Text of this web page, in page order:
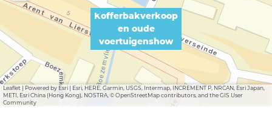
d
e
v
o
e
r
u
e
v
o
Kofferbakverkoop
en oude
voertuigenshow
Leaflet | Powered by Esri | Esri, HERE, Garmin, USGS, Intermap, INCREMENT P, NRCAN, Esri Japan,
METI, Esri China (Hong Kong), NOSTRA, © OpenStreetMap contributors, and the GIS User
Community